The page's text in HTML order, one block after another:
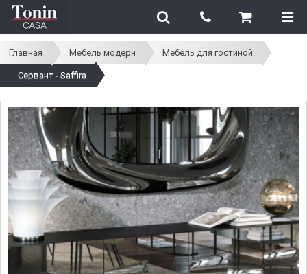
Главная Мебель модерн Мебель для гостиной
Сервант - Saffira